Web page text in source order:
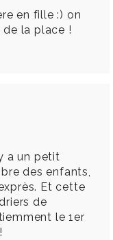
en fille :) on
la place !
a un petit
des enfants,
Et cette
de
le 1er